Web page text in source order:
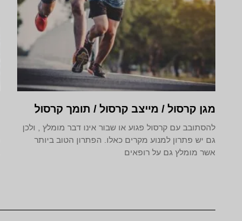
מגן קרסול / מייצב קרסול / תומך קרסול
להסתובב עם קרסול פגוע או שבור אינו דבר מומלץ , ולכן
גם יש פתרון למנוע מקרים כאלו. הפתרון הטוב ביותר
אשר מומלץ גם על רופאים